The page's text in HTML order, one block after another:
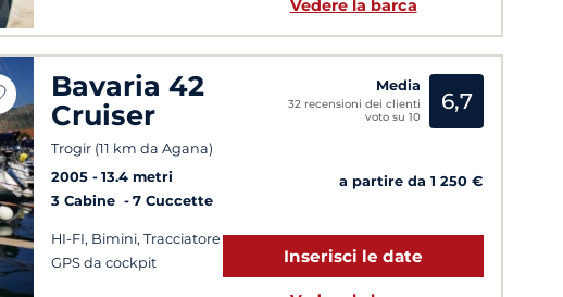
Vedere la barca
Bavaria 42
Cruiser
Trogir (11 km da Agana)
2005
13.4 metri
3 Cabine
7 Cuccette
HI-FI, Bimini, Tracciatore
GPS da cockpit
Media
32 recensioni dei clienti
voto su 10
6,7
a partire da 1 250 €
Inserisci le date